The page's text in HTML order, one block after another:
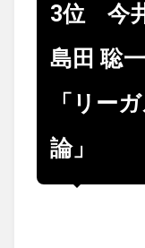
3位 今
島田 聡
「リー
論」